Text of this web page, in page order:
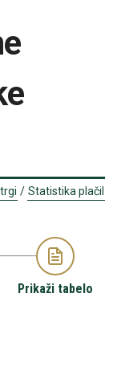
/ Statistika plačil
Prikaži tabelo